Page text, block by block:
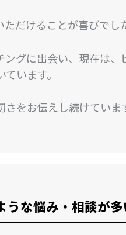
だけることが喜びでし
グに出会い、現在は、
います。
をお伝えし続けていま
な悩み・相談が